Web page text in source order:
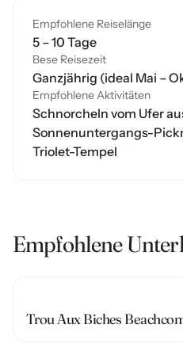
Empfohlene Reiselänge
5 – 10 Tage
Bese Reisezeit
Ganzjährig (ideal Mai –
Empfohlene Aktivitäten
Schnorcheln vom Ufer
Sonnenuntergangs-
Triolet-Tempel
Empfohlene
Trou Aux Biches